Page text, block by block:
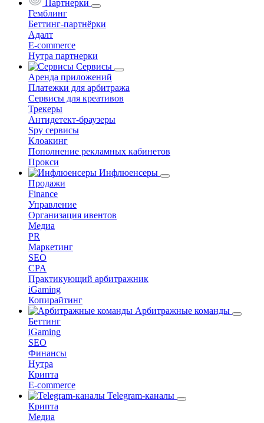
Партнерки
Гемблинг
Беттинг-партнёрки
Адалт
E-commerce
Нутра партнерки
Сервисы
Аренда приложений
Платежки для арбитража
Сервисы для креативов
Трекеры
Антидетект-браузеры
Spy сервисы
Клоакинг
Пополнение рекламных кабинетов
Прокси
Инфлюенсеры
Продажи
Finance
Управление
Организация ивентов
Медиа
PR
Маркетинг
SEO
CPA
Практикующий арбитражник
iGaming
Копирайтинг
Арбитражные команды
Беттинг
iGaming
SEO
Финансы
Нутра
Крипта
E-commerce
Telegram-каналы
Крипта
Медиа